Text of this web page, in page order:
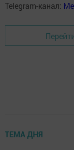
Telegram-канал:
ТЕМА ДНЯ